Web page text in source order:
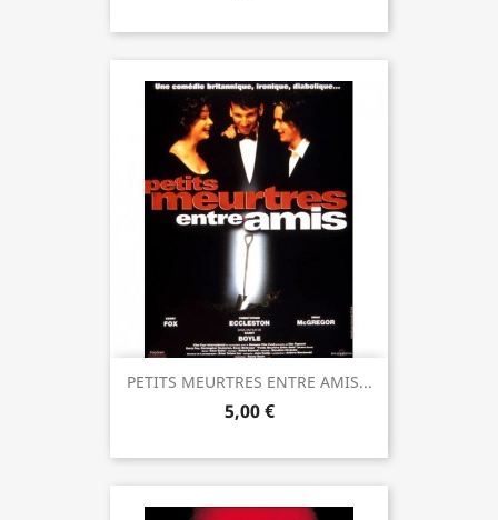
PETITS MEURTRES ENTRE AMIS...
5,00 €